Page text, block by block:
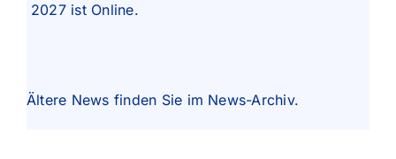
2027 ist Online.
Ältere News finden Sie im News-Archiv.